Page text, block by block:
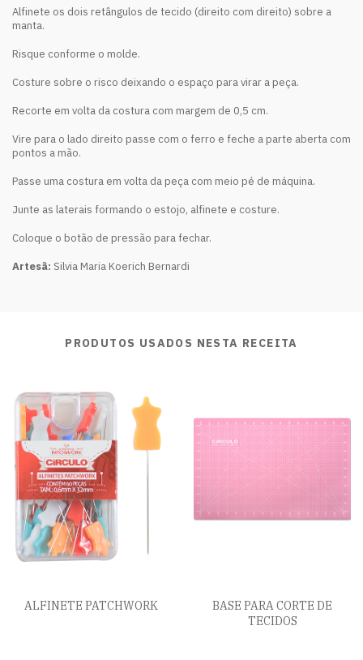
Alfinete os dois retângulos de tecido (direito com direito) sobre a
manta.
Risque conforme o molde.
Costure sobre o risco deixando o espaço para virar a peça.
Recorte em volta da costura com margem de 0,5 cm.
Vire para o lado direito passe com o ferro e feche a parte aberta com
pontos a mão.
Passe uma costura em volta da peça com meio pé de máquina.
Junte as laterais formando o estojo, alfinete e costure.
Coloque o botão de pressão para fechar.
Artesã: Silvia Maria Koerich Bernardi
PRODUTOS USADOS NESTA RECEITA
ALFINETE PATCHWORK
BASE PARA CORTE DE
TECIDOS